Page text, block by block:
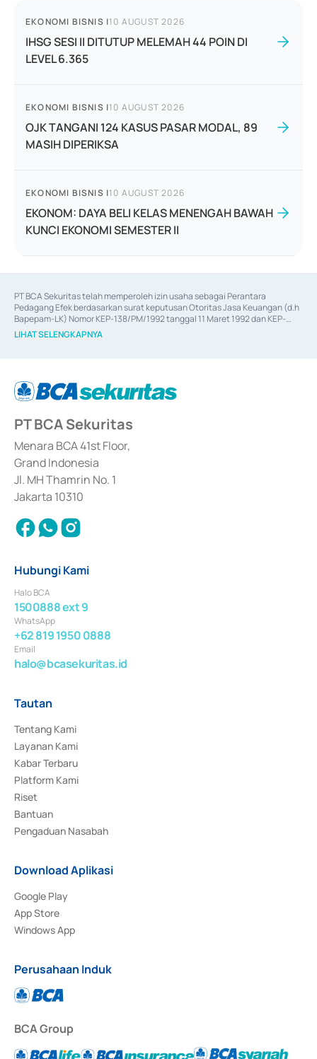
EKONOMI BISNIS |10 AUGUST 2026
IHSG SESI II DITUTUP MELEMAH 44 POIN DI
LEVEL 6.365
EKONOMI BISNIS |10 AUGUST 2026
OJK TANGANI 124 KASUS PASAR MODAL, 89
MASIH DIPERIKSA
EKONOMI BISNIS |10 AUGUST 2026
EKONOM: DAYA BELI KELAS MENENGAH BAWAH
KUNCI EKONOMI SEMESTER II
PT BCA Sekuritas telah memperoleh izin usaha sebagai Perantara
Pedagang Efek berdasarkan surat keputusan Otoritas Jasa Keuangan (d.h
Bapepam-LK) Nomor KEP-138/PM/1992 tanggal 11 Maret 1992 dan KEP-
06/D.04/2014 tanggal 28 Februari 2014, izin usaha sebagai Penjamin Emisi
Efek berdasarkan surat keputusan Otoritas Jasa Keuangan Nomor KEP-
berdasarkan surat keputusan Otoritas Jasa Keuangan Nomor S-
67/PM.21/2017 tanggal 3 Februari 2017, dan beberapa izin usaha lainnya
Sertifikat Deposito di Pasar Uang yang izinnya diterbitkan pada tahun 2017
dan izin usaha lainnya dari Bank Indonesia sebagai Lembaga Pendukung
Penerbitan, Transaksi, serta Penatausahaan dan Penyelesaian Transaksi
Surat Berharga Komersial yang izinnya diterbitkan pada tahun 2018.
LIHAT SELENGKAPNYA
PT BCA Sekuritas
Menara BCA 41st Floor,
Grand Indonesia
Jl. MH Thamrin No. 1
Jakarta 10310
Hubungi Kami
Halo BCA
1500888 ext 9
WhatsApp
+62 819 1950 0888
Email
halo@bcasekuritas.id
Tautan
Tentang Kami
Layanan Kami
Kabar Terbaru
Platform Kami
Riset
Bantuan
Pengaduan Nasabah
Download Aplikasi
Google Play
App Store
Windows App
Perusahaan Induk
BCA Group